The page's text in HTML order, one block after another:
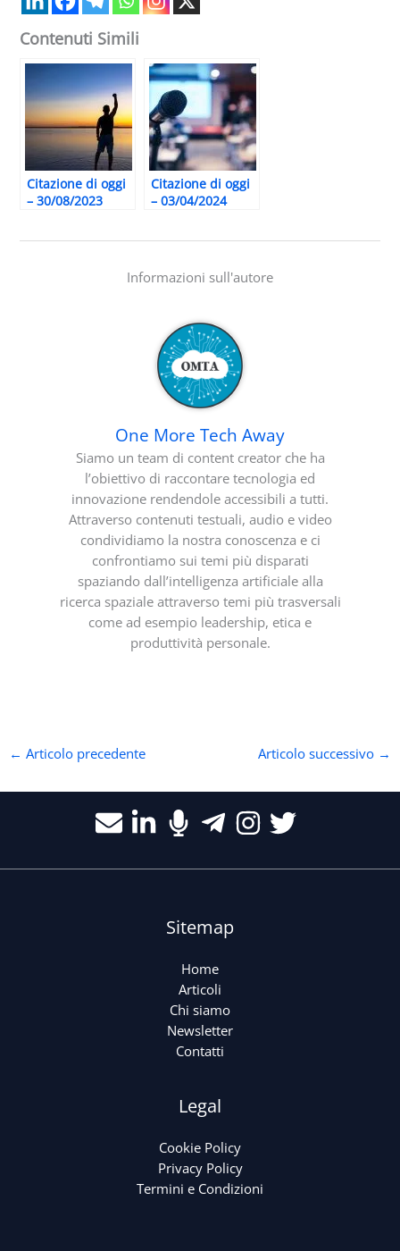
Contenuti Simili
Citazione di oggi
– 30/08/2023
Citazione di oggi
– 03/04/2024
Informazioni sull'autore
One More Tech Away
Siamo un team di content creator che ha
l’obiettivo di raccontare tecnologia ed
innovazione rendendole accessibili a tutti.
Attraverso contenuti testuali, audio e video
condividiamo la nostra conoscenza e ci
confrontiamo sui temi più disparati
spaziando dall’intelligenza artificiale alla
ricerca spaziale attraverso temi più trasversali
come ad esempio leadership, etica e
produttività personale.
← Articolo precedente Articolo successivo →
Sitemap
Home
Articoli
Chi siamo
Newsletter
Contatti
Legal
Cookie Policy
Privacy Policy
Termini e Condizioni